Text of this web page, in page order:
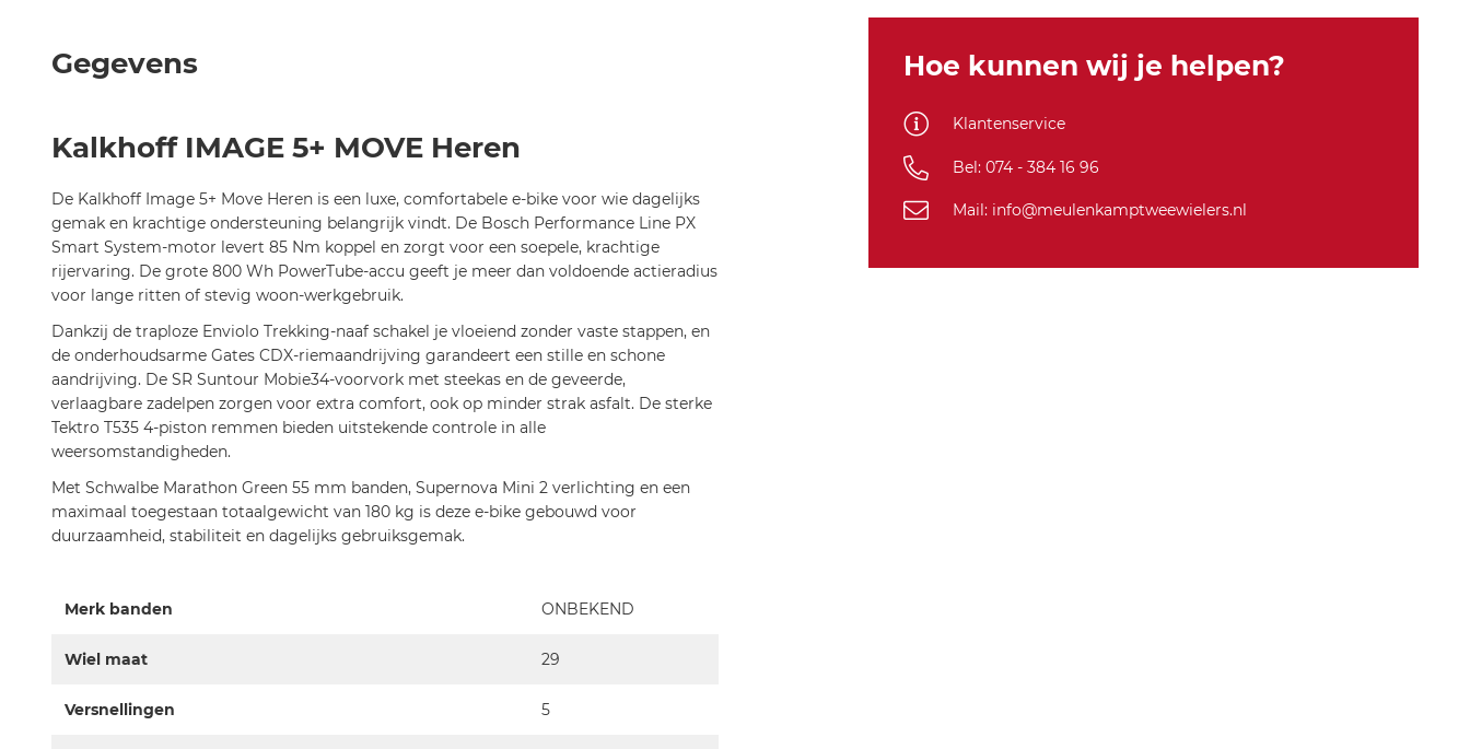
e-
0
3
29DI
XL58
BLK
800WH
van
gallerij
Gegevens
Kalkhoff IMAGE 5+ MOVE Heren
De Kalkhoff Image 5+ Move Heren is een luxe, comfortabele e-bike voor wie dagelijks
gemak en krachtige ondersteuning belangrijk vindt. De Bosch Performance Line PX
Smart System-motor levert 85 Nm koppel en zorgt voor een soepele, krachtige
rijervaring. De grote 800 Wh PowerTube-accu geeft je meer dan voldoende actieradius
voor lange ritten of stevig woon-werkgebruik.
Dankzij de traploze Enviolo Trekking-naaf schakel je vloeiend zonder vaste stappen, en
de onderhoudsarme Gates CDX-riemaandrijving garandeert een stille en schone
aandrijving. De SR Suntour Mobie34-voorvork met steekas en de geveerde,
verlaagbare zadelpen zorgen voor extra comfort, ook op minder strak asfalt. De sterke
Tektro T535 4-piston remmen bieden uitstekende controle in alle
weersomstandigheden.
Met Schwalbe Marathon Green 55 mm banden, Supernova Mini 2 verlichting en een
maximaal toegestaan totaalgewicht van 180 kg is deze e-bike gebouwd voor
duurzaamheid, stabiliteit en dagelijks gebruiksgemak.
informatie
Merk banden ONBEKEND
Wiel maat 29
Versnellingen 5
Hoe kunnen wij je helpen?
Klantenservice
Bel: 074 - 384 16 96
Mail: info@meulenkamptweewielers.nl